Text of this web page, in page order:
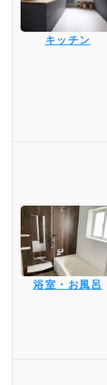
キッチン
浴室・お風呂